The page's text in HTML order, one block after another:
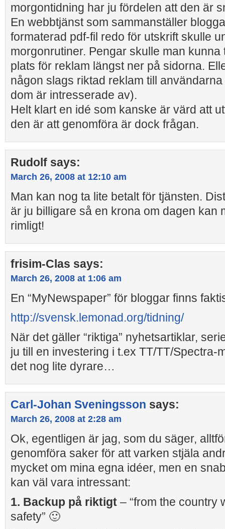
morgontidning har ju fördelen att den är
En webbtjänst som sammanställer
formaterad pdf-fil redo för utskrift skulle
morgonrutiner. Pengar skulle man kunna
plats för reklam längst ner på sidorna.
någon slags riktad reklam till
dom är intresserade av).
Helt klart en idé som kanske är värd att
den är att genomföra är dock frågan.
Rudolf says:
March 26, 2008 at 12:10 am
Man kan nog ta lite betalt för tjänsten.
är ju billigare så en krona om dagen kan
rimligt!
frisim-Clas says:
March 26, 2008 at 1:06 am
En “MyNewspaper” för bloggar finns
http://svensk.lemonad.org/tidning/
När det gäller “riktiga” nyhetsartiklar,
ju till en investering i t.ex TT/TT/Spectra-
det nog lite dyrare…
Carl-Johan Sveningsson says:
March 26, 2008 at 2:28 am
Ok, egentligen är jag, som du säger,
genomföra saker för att varken stjäla
mycket om mina egna idéer, men en
kan väl vara intressant:
1. Backup på riktigt – “from the country
safety” 🙂